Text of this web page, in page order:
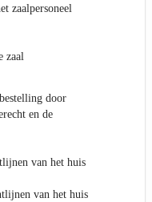
zaalpersoneel
zaal
door
en de
van het huis
van het huis